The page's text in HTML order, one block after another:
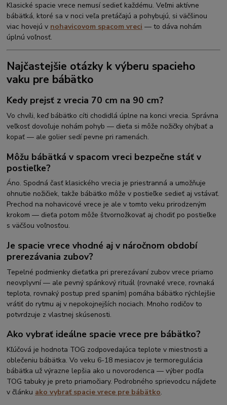
Klasické spacie vrece nemusí sedieť každému. Veľmi aktívne
bábätká, ktoré sa v noci veľa pretáčajú a pohybujú, si väčšinou
viac hovejú v nohavicovom spacom vreci — to dáva nohám
úplnú voľnosť.
Najčastejšie otázky k výberu spacieho
vaku pre bábätko
Kedy prejsť z vrecia 70 cm na 90 cm?
Vo chvíli, keď bábätko cíti chodidlá úplne na konci vrecia. Správna
veľkosť dovoľuje nohám pohyb — dieťa si môže nožičky ohýbať a
kopať — ale golier sedí pevne pri ramenách.
Môžu bábätká v spacom vreci bezpečne stáť v
postieľke?
Áno. Spodná časť klasického vrecia je priestranná a umožňuje
ohnutie nožičiek, takže bábätko môže v postieľke sedieť aj vstávať.
Prechod na nohavicové vrece je ale v tomto veku prirodzeným
krokom — dieťa potom môže štvornožkovať aj chodiť po postieľke
s väčšou voľnosťou.
Je spacie vrece vhodné aj v náročnom období
prerezávania zubov?
Tepelné podmienky dieťatka pri prerezávaní zubov vrece priamo
neovplyvní — ale pevný spánkový rituál (rovnaké vrece, rovnaká
teplota, rovnaký postup pred spaním) pomáha bábätko rýchlejšie
vrátiť do rytmu aj v nepokojnejších nociach. Mnoho rodičov to
potvrdzuje z vlastnej skúsenosti.
Ako vybrať ideálne spacie vrece pre bábätko?
Kľúčová je hodnota TOG zodpovedajúca teplote v miestnosti a
oblečeniu bábätka. Vo veku 6-18 mesiacov je termoregulácia
bábätka už výrazne lepšia ako u novorodenca — výber podľa
TOG tabuky je preto priamočiary. Podrobného sprievodcu nájdete
v článku ako vybrať spacie vrece pre bábätko.